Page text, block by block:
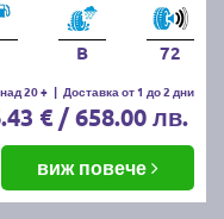
B 72
20 + | Доставка от 1 до 2 дни
€ / 658.00 лв.
виж повече